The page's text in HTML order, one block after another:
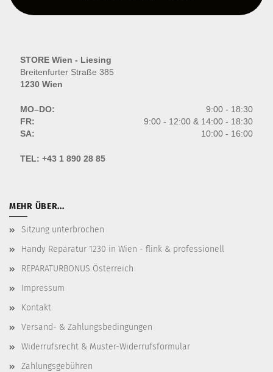
STORE Wien - Liesing
Breitenfurter Straße 385
1230 Wien
MO–DO:
9:00 - 18:30
FR:
9:00 - 12:00 & 14:00 - 18:30
SA:
10:00 - 16:00
TEL: +43 1 890 28 85
MEHR ÜBER...
Sitzung unterbrochen
Handy Reparatur 1230 in Wien - flink & professionell
REPARATURBONUS Österreich
Impressum
Kontakt
Versand- & Zahlungsbedingungen
Widerrufsrecht & Muster-Widerrufsformular
Zahlungsgebühren